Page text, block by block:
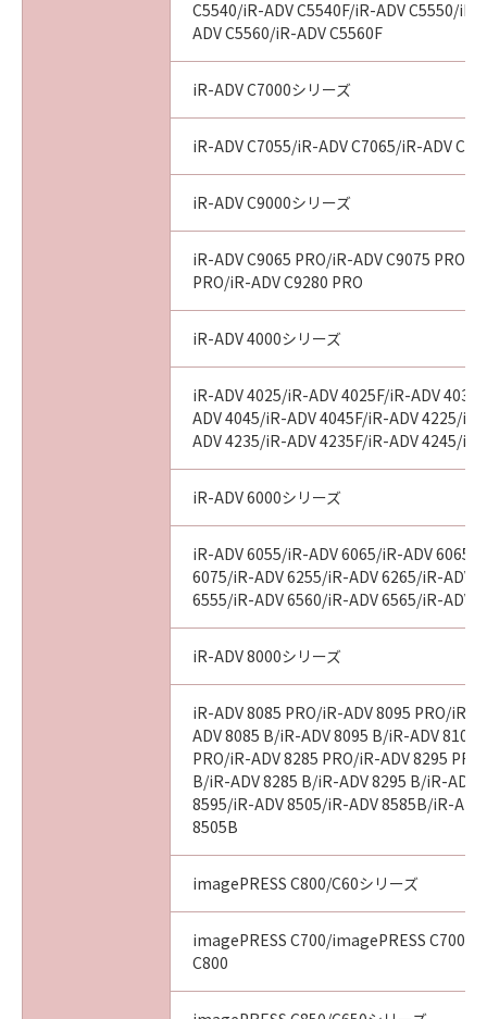
C5540/iR-ADV C5540F/iR-ADV C5550/iR-
ADV C5560/iR-ADV C5560F
iR-ADV C7000シリーズ
iR-ADV C7055/iR-ADV C7065/iR-ADV
iR-ADV C9000シリーズ
iR-ADV C9065 PRO/iR-ADV C9075 PRO/
PRO/iR-ADV C9280 PRO
iR-ADV 4000シリーズ
iR-ADV 4025/iR-ADV 4025F/iR-ADV
ADV 4045/iR-ADV 4045F/iR-ADV 4225/
ADV 4235/iR-ADV 4235F/iR-ADV 4245/iR-
iR-ADV 6000シリーズ
iR-ADV 6055/iR-ADV 6065/iR-ADV 6065-
6075/iR-ADV 6255/iR-ADV 6265/iR-ADV
6555/iR-ADV 6560/iR-ADV 6565/iR-ADV
iR-ADV 8000シリーズ
iR-ADV 8085 PRO/iR-ADV 8095 PRO/iR-
ADV 8085 B/iR-ADV 8095 B/iR-ADV 8105
PRO/iR-ADV 8285 PRO/iR-ADV 8295
B/iR-ADV 8285 B/iR-ADV 8295 B/iR-ADV
8595/iR-ADV 8505/iR-ADV 8585B/iR-
8505B
imagePRESS C800/C60シリーズ
imagePRESS C700/imagePRESS C700L/
C800